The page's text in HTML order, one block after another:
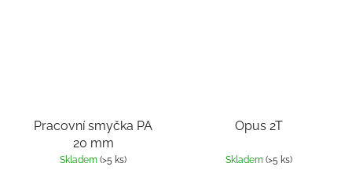
Pracovní smyčka PA
20 mm
Skladem(>5 ks)
Opus 2T
Skladem (>5 ks)